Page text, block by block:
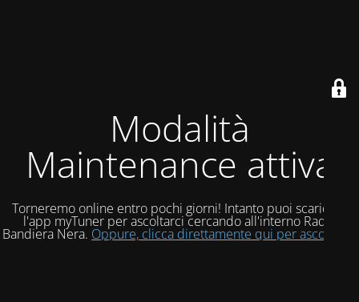
Modalità
Maintenance attiva
Torneremo online entro pochi giorni! Intanto puoi scaricare
l'app myTuner per ascoltarci cercando all'interno Radio
Bandiera Nera. Oppure, clicca direttamente qui per ascoltarci!